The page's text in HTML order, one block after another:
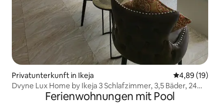
Privatunterkunft in Ikeja
4,89 (19)
Dvyne Lux Home by Ikeja 3 Schlafzimmer, 3,5 Bäder, 24
Stunden LichtFerienwohnungen mit Pool